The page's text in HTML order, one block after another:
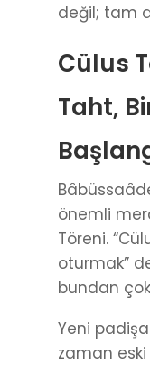
değil; tam
Cülus
Taht,
önemli
Töreni.
oturmak”
bundan
Yeni
zaman eski